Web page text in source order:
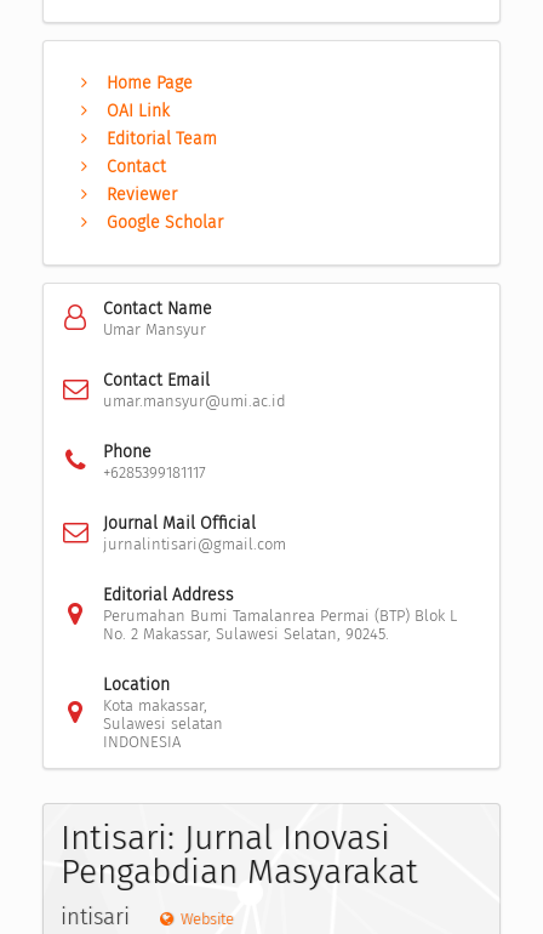
Home Page
OAI Link
Editorial Team
Contact
Reviewer
Google Scholar
Contact Name
Umar Mansyur
Contact Email
umar.mansyur@umi.ac.id
Phone
+6285399181117
Journal Mail Official
jurnalintisari@gmail.com
Editorial Address
Perumahan Bumi Tamalanrea Permai (BTP) Blok L
No. 2 Makassar, Sulawesi Selatan, 90245.
Location
Kota makassar,
Sulawesi selatan
INDONESIA
Intisari: Jurnal Inovasi
Pengabdian Masyarakat
intisari Website